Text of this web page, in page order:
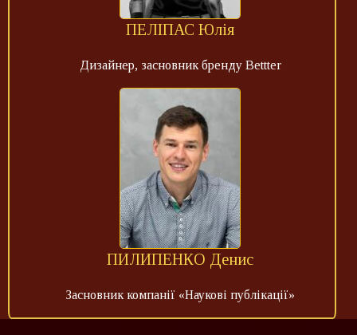
ПЕЛІПАС Юлія
Дизайнер, засновник бренду Bettter
ПИЛИПЕНКО Денис
Засновник компанії «Наукові публікації»